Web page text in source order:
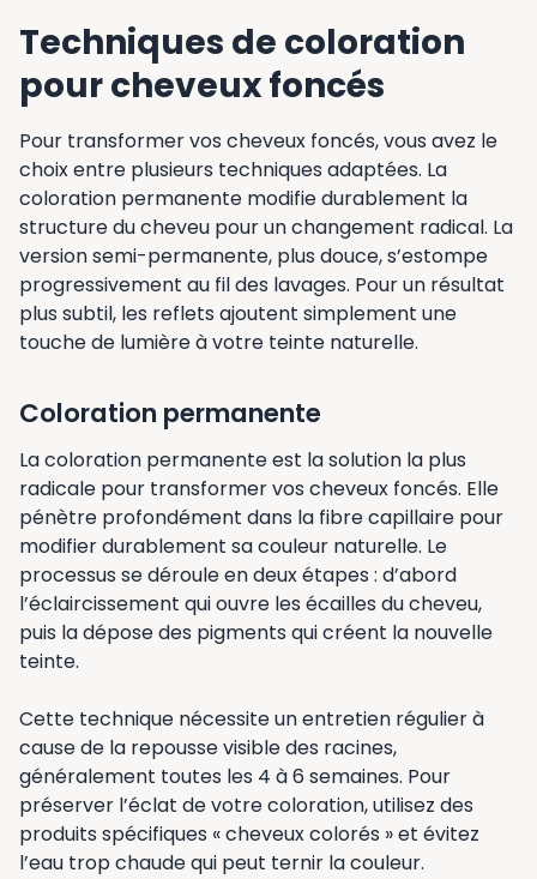
Techniques de coloration
pour cheveux foncés
Pour transformer vos cheveux foncés, vous avez le
choix entre plusieurs techniques adaptées. La
coloration permanente modifie durablement la
structure du cheveu pour un changement radical. La
version semi-permanente, plus douce, s’estompe
progressivement au fil des lavages. Pour un résultat
plus subtil, les reflets ajoutent simplement une
touche de lumière à votre teinte naturelle.
Coloration permanente
La coloration permanente est la solution la plus
radicale pour transformer vos cheveux foncés. Elle
pénètre profondément dans la fibre capillaire pour
modifier durablement sa couleur naturelle. Le
processus se déroule en deux étapes : d’abord
l’éclaircissement qui ouvre les écailles du cheveu,
puis la dépose des pigments qui créent la nouvelle
teinte.
Cette technique nécessite un entretien régulier à
cause de la repousse visible des racines,
généralement toutes les 4 à 6 semaines. Pour
préserver l’éclat de votre coloration, utilisez des
produits spécifiques « cheveux colorés » et évitez
l’eau trop chaude qui peut ternir la couleur.